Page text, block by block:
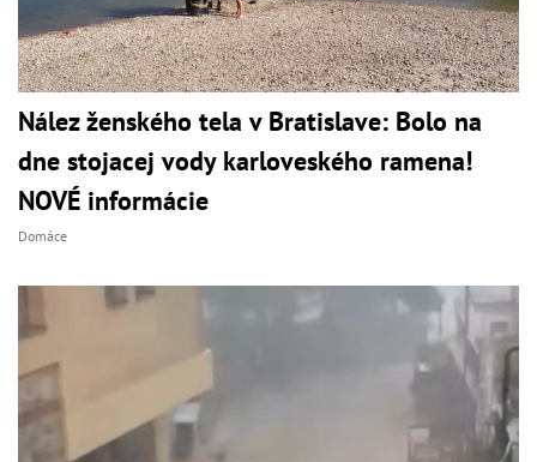
Nález ženského tela v Bratislave: Bolo na
dne stojacej vody karloveského ramena!
NOVÉ informácie
Domáce